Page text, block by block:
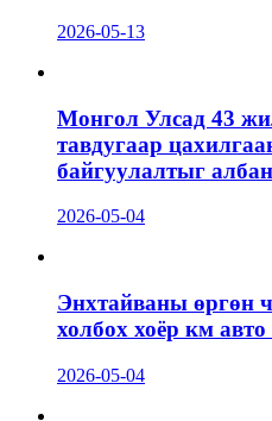
2026-05-13
Монгол Улсад 43
тавдугаар
байгуулалтыг
2026-05-04
Энхтайваны өргөн
холбох хоёр км
2026-05-04